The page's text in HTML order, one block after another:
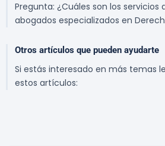
Pregunta: ¿Cuáles son los servicios
abogados especializados en
Otros artículos que pueden ayudarte
Si estás interesado en más temas
estos artículos: